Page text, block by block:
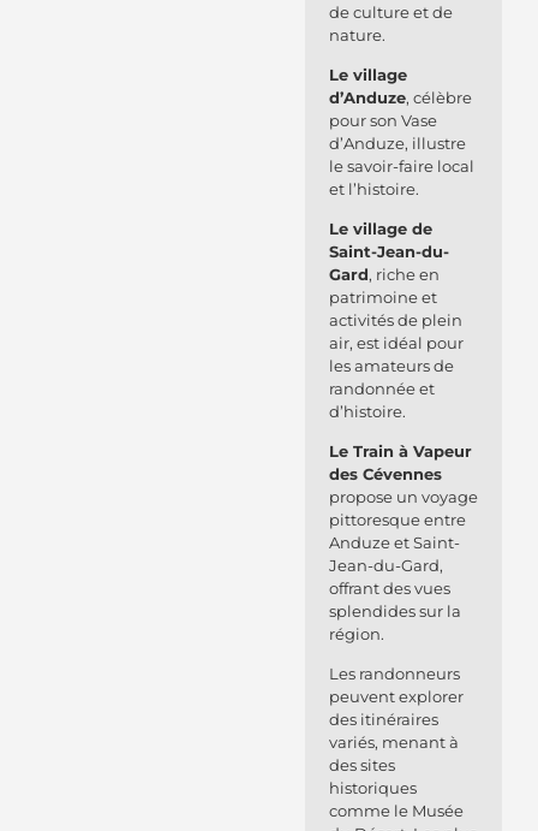
de culture et de
nature.
Le village
d’Anduze, célèbre
pour son Vase
d’Anduze, illustre
le savoir-faire local
et l’histoire.
Le village de
Saint-Jean-du-
Gard, riche en
patrimoine et
activités de plein
air, est idéal pour
les amateurs de
randonnée et
d’histoire.
Le Train à Vapeur
des Cévennes
propose un voyage
pittoresque entre
Anduze et Saint-
Jean-du-Gard,
offrant des vues
splendides sur la
région.
Les randonneurs
peuvent explorer
des itinéraires
variés, menant à
des sites
historiques
comme le Musée